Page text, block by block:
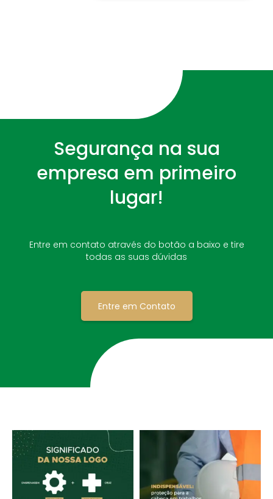
Segurança na sua
empresa em primeiro
lugar!
Entre em contato através do botão a baixo e tire
todas as suas dúvidas
Entre em Contato